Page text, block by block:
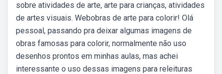
sobre atividades de arte, arte para crianças, atividades
de artes visuais. Webobras de arte para colorir! Olá
pessoal, passando pra deixar algumas imagens de
obras famosas para colorir, normalmente não uso
desenhos prontos em minhas aulas, mas achei
interessante o uso dessas imagens para releituras